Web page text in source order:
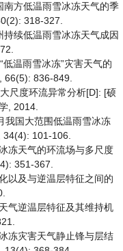
方低温雨雪冰冻天气的季
318-327.
续低温雨雪冰冻天气成因
温雨雪冰冻”灾害天气的
66(5): 836-849.
尺度环流异常分析[D]: [硕
, 2014.
我国大范围低温雨雪冰冻
101-106.
冻天气的环流场与多尺度
351-367.
以及与逆温层特征之间的
气逆温层特征及其维持机
冻灾害天气静止锋与层结